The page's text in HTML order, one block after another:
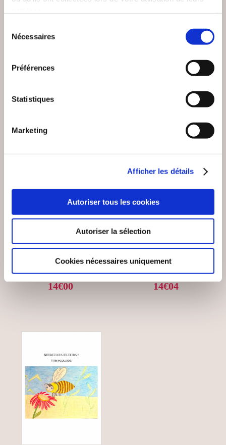
Nécessaires
Préférences
Statistiques
Marketing
Afficher les détails
Autoriser tous les cookies
Autoriser la sélection
Cookies nécessaires uniquement
VOUS AIMEREZ AUSSI
HUGUEL
ENVOLE-TOI MAIS
Histoires illustrées
14€00
Romotto
DES MONSTRES
TOUT TERR
Histoires illustrées
14€04